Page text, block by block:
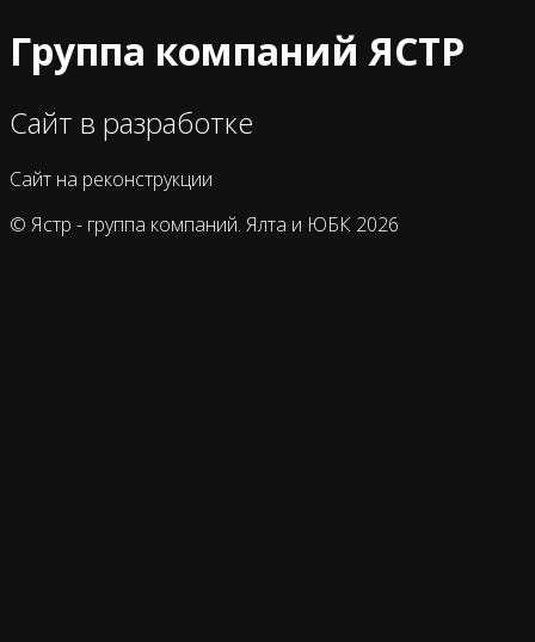
Группа компаний ЯСТР
Сайт в разработке
Сайт на реконструкции
© Ястр - группа компаний. Ялта и ЮБК 2026